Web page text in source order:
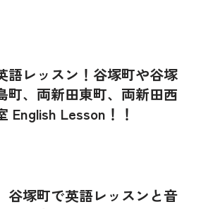
語レッスン！谷塚町や谷塚
町、両新田東町、両新田西
English Lesson！！
谷塚町で英語レッスンと音